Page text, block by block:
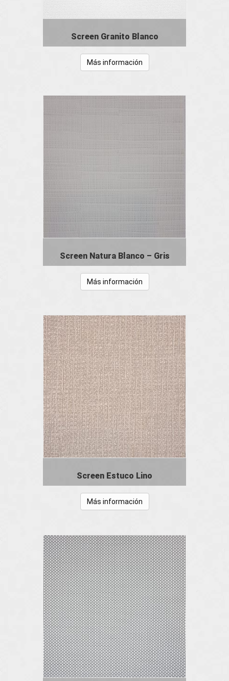
Screen Granito Blanco
Más información
Screen Natura Blanco – Gris
Más información
Screen Estuco Lino
Más información